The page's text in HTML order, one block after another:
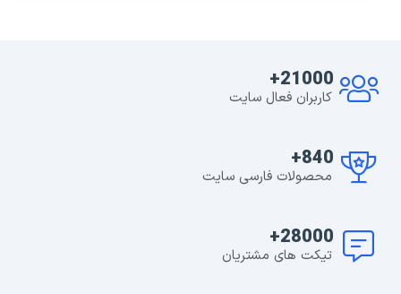
21000+
کاربران فعال سایت
840+
محصولات فارسی سایت
28000+
تیکت های مشتریان